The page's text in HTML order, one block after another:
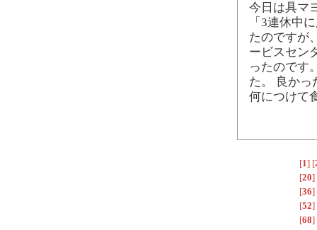
今日は具マ
「3連休中
たのですが
ービスセン
ったのです
た。 良かっ
何につけて
[1] [
[20]
[36]
[52]
[68]